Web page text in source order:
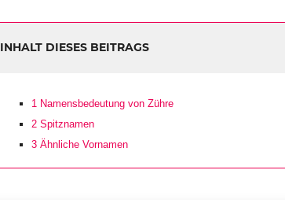
INHALT DIESES BEITRAGS
1 Namensbedeutung von Zühre
2 Spitznamen
3 Ähnliche Vornamen